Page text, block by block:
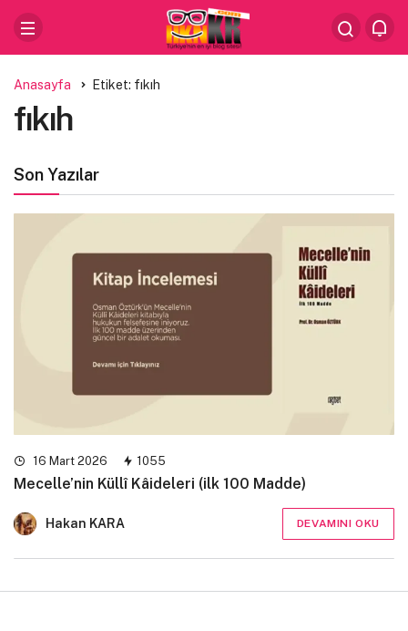
Anasayfa Etiket: fıkıh
fıkıh
Son Yazılar
16 Mart 2026 1055
Mecelle’nin Küllî Kâideleri (ilk 100 Madde)
Hakan KARA DEVAMINI OKU